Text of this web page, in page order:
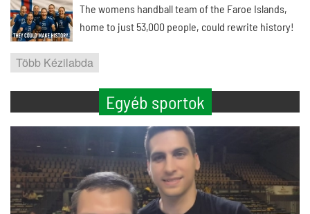
The womens handball team of the Faroe Islands,
home to just 53,000 people, could rewrite history!
Több Kézilabda
Egyéb sportok